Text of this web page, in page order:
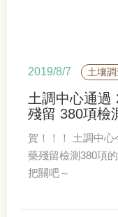
2019/8/7 土壤
土調中心通過
殘留 380項檢
賀！！！ 土調中心
藥殘留檢測380項
把關吧～